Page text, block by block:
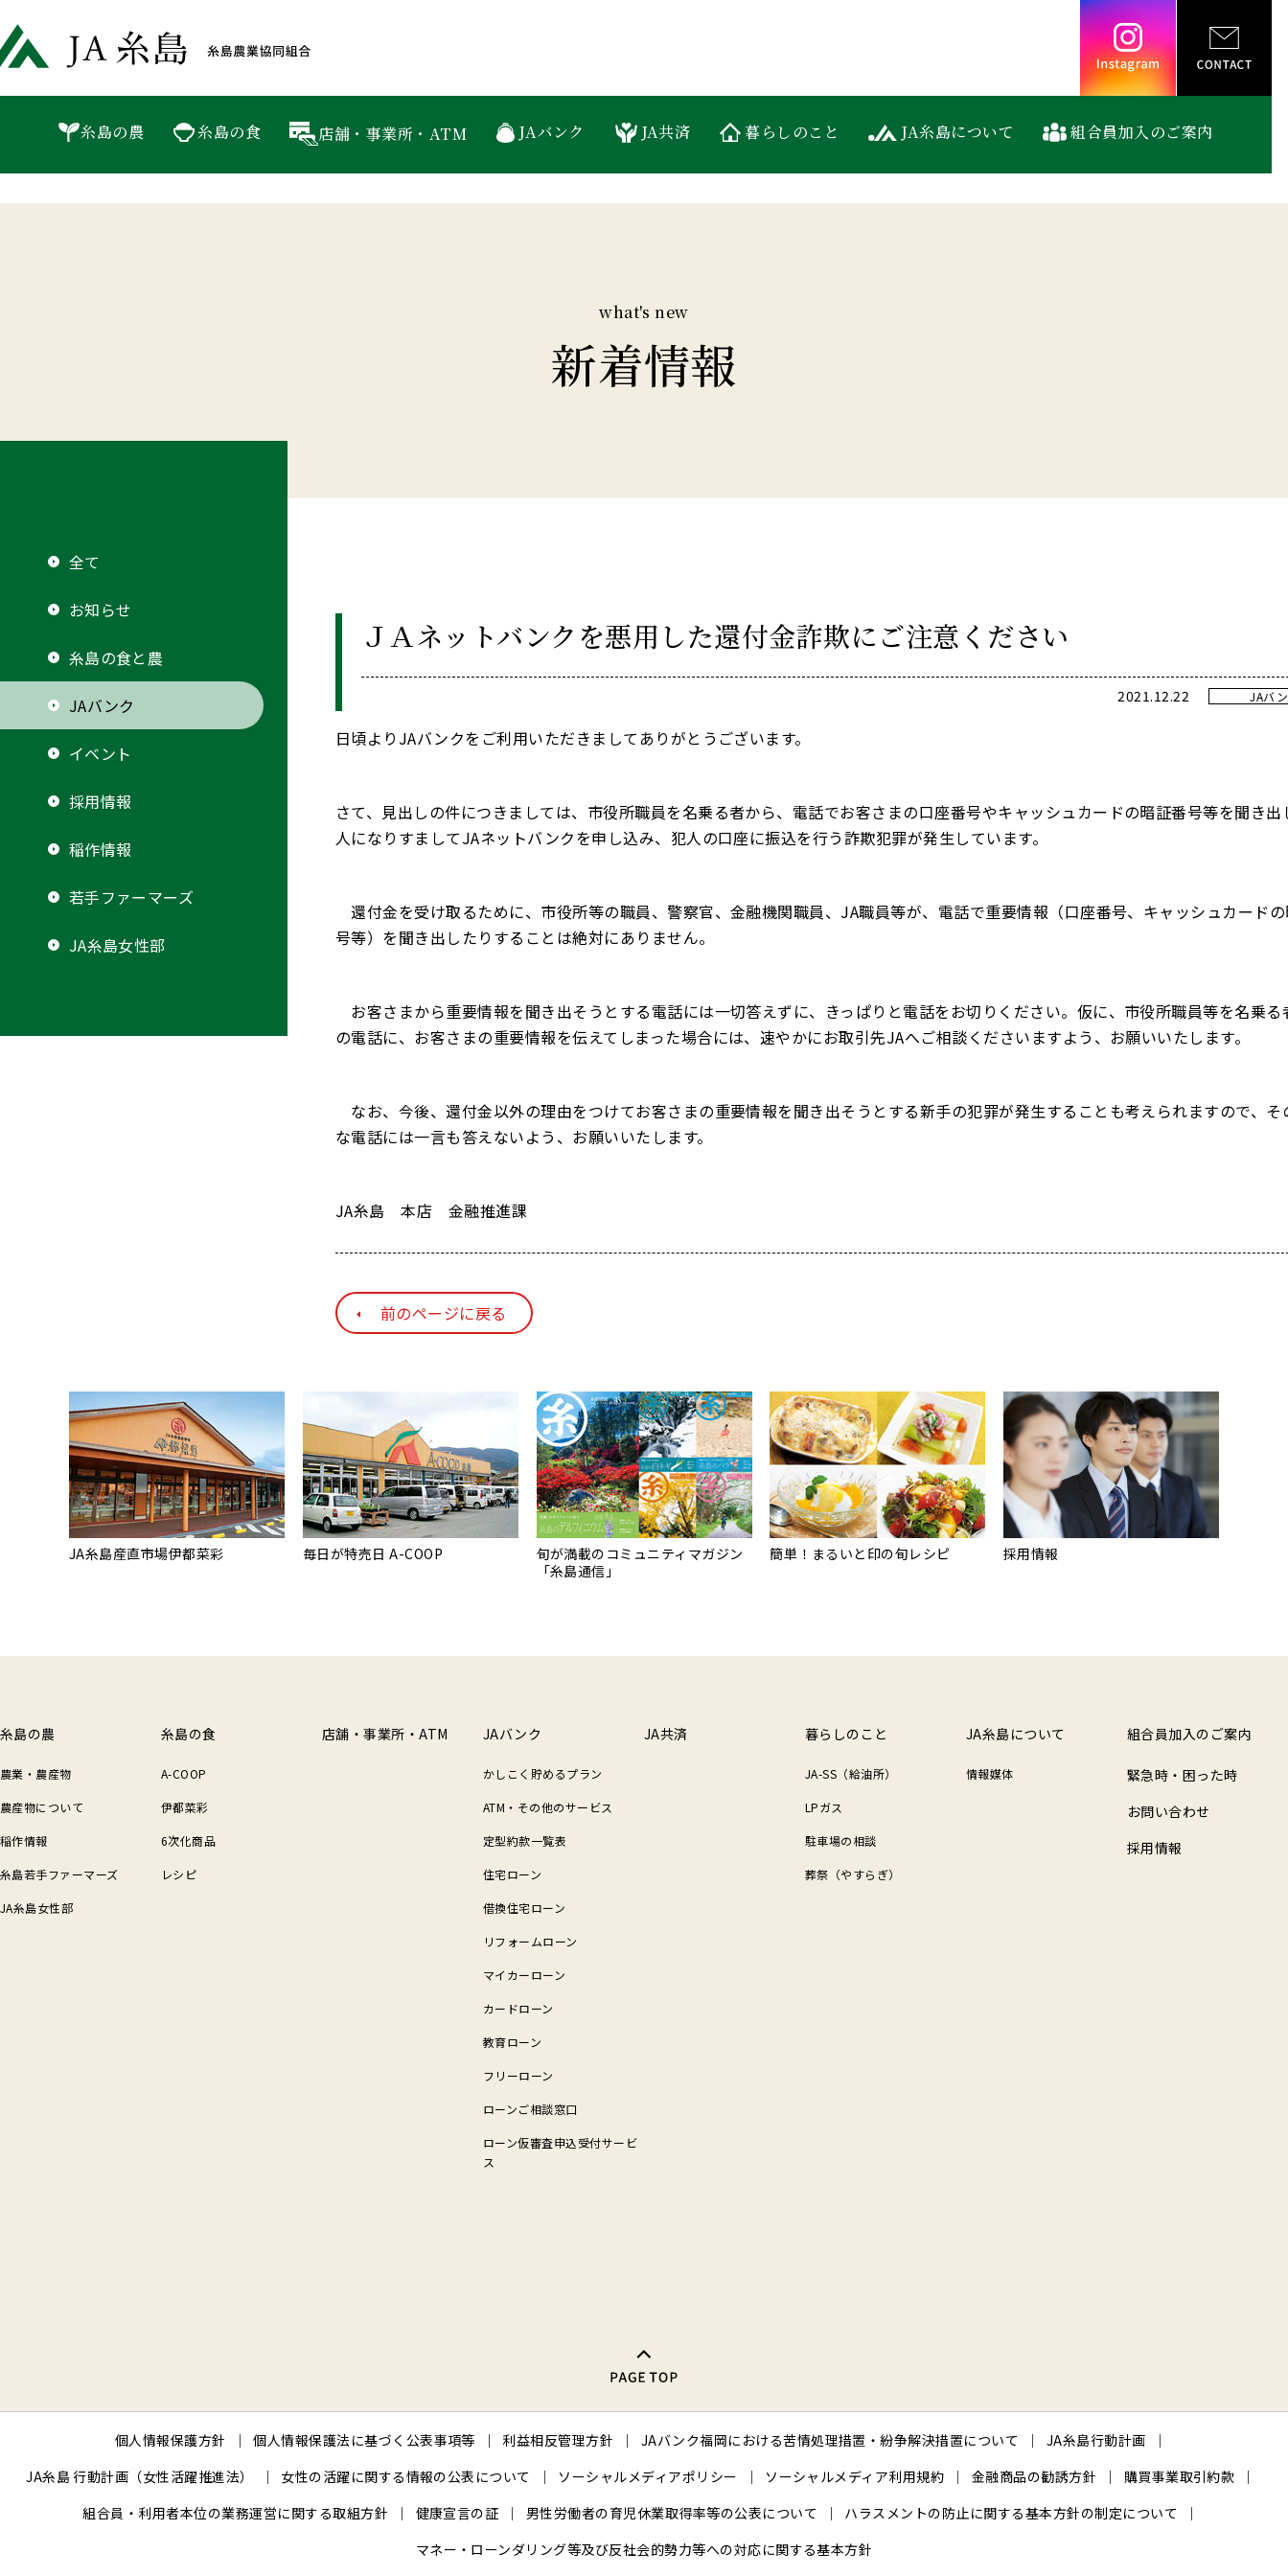
糸島の農 糸島の食 店舗・事業所・ATM JAバンク JA共済 暮らしのこと JA糸島について 組合員加入のご案内
新着情報
what's new
新着情報
ＪＡネットバンクを悪用した還付金詐欺にご注意ください
2021.12.22 JAバ
日頃よりJAバンクをご利用いただきましてありがとうございます。
さて、見出しの件につきましては、市役所職員を名乗る者から、電話でお客さまの⼝座番号やキャッシュカードの暗証番号等を聞き出
⼈になりすましてJAネットバンクを申し込み、犯⼈の⼝座に振込を⾏う詐欺犯罪が発⽣しています。
還付⾦を受け取るために、市役所等の職員、警察官、⾦融機関職員、JA職員等が、電話で重要情報（⼝座番号、キャッシュカード
号等）を聞き出したりすることは絶対にありません。
お客さまから重要情報を聞き出そうとする電話には⼀切答えずに、きっぱりと電話をお切りください。仮に、市役所職員等を名乗る
の電話に、お客さまの重要情報を伝えてしまった場合には、速やかにお取引先JAへご相談くださいますよう、お願いいたします。
なお、今後、還付⾦以外の理由をつけてお客さまの重要情報を聞き出そうとする新⼿の犯罪が発⽣することも考えられますので、そ
な電話には⼀⾔も答えないよう、お願いいたします。
JA糸島 本店 金融推進課
前のページに戻る
全て
お知らせ
糸島の食と農
JAバンク
イベント
採用情報
稲作情報
若手ファーマーズ
JA糸島女性部
JA糸島産直市場伊都菜彩 毎日が特売日 A-COOP
旬が満載のコミュニティマガジン
「糸島通信」
簡単！まるいと印の旬レシピ 採用情報
糸島の農
農業・農産物
農産物について
稲作情報
糸島若手ファーマーズ
JA糸島女性部
糸島の食
A-COOP
伊都菜彩
6次化商品
レシピ
店舗・事業所・ATM JAバンク
かしこく貯めるプラン
ATM・その他のサービス
定型約款一覧表
住宅ローン
借換住宅ローン
リフォームローン
マイカーローン
カードローン
教育ローン
フリーローン
ローンご相談窓口
ローン仮審査申込受付サービ
ス
JA共済 暮らしのこと
JA-SS（給油所）
LPガス
駐車場の相談
葬祭（やすらぎ）
JA糸島について
情報媒体
組合員加入のご案内
緊急時・困った時
お問い合わせ
採用情報
個人情報保護方針 個人情報保護法に基づく公表事項等 利益相反管理方針 JAバンク福岡における苦情処理措置・紛争解決措置について
JA糸島行動計画
JA糸島 行動計画（女性活躍推進法）
女性の活躍に関する情報の公表について ソーシャルメディアポリシー ソーシャルメディア利用規約 金融商品の勧誘方針
購買事業取引約款
組合員・利用者本位の業務運営に関する取組方針
健康宣言の証 男性労働者の育児休業取得率等の公表について
ハラスメントの防止に関する基本方針の制定について
マネー・ローンダリング等及び反社会的勢力等への対応に関する基本方針